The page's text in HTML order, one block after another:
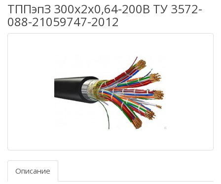
ТППэпЗ 300х2х0,64-200В ТУ 3572-
088-21059747-2012
Описание